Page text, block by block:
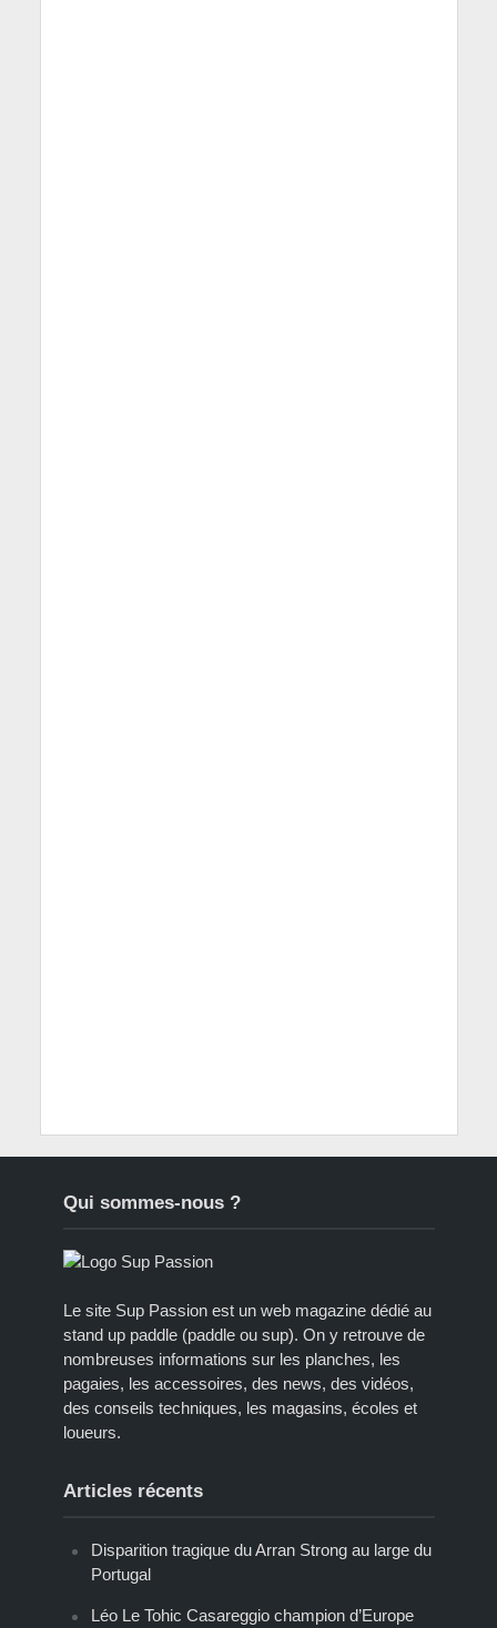
Qui sommes-nous ?
Le site Sup Passion est un web magazine dédié au
stand up paddle (paddle ou sup). On y retrouve de
nombreuses informations sur les planches, les
pagaies, les accessoires, des news, des vidéos,
des conseils techniques, les magasins, écoles et
loueurs.
Articles récents
Disparition tragique du Arran Strong au large du
Portugal
Léo Le Tohic Casareggio champion d’Europe